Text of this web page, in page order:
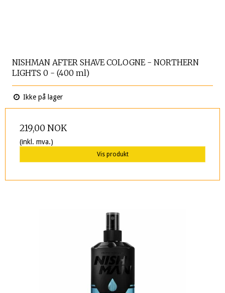
NISHMAN AFTER SHAVE COLOGNE - NORTHERN
LIGHTS 0 - (400 ml)
Ikke på lager
219,00 NOK
(inkl. mva.)
Vis produkt